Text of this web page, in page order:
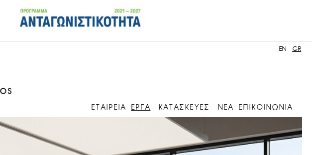
EN GR
ΕΤΑΙΡΕΙΑ ΕΡΓΑ ΚΑΤΑΣΚΕΥΕΣ ΝΕΑ ΕΠΙΚΟΙΝΩΝΙΑ